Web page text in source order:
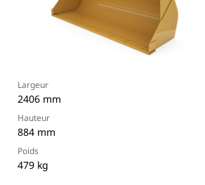
Largeur
2406 mm
Hauteur
884 mm
Poids
479 kg